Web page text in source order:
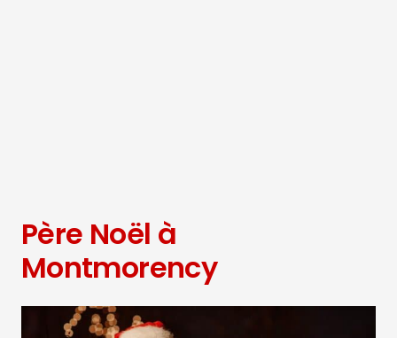
Père Noël à
Montmorency